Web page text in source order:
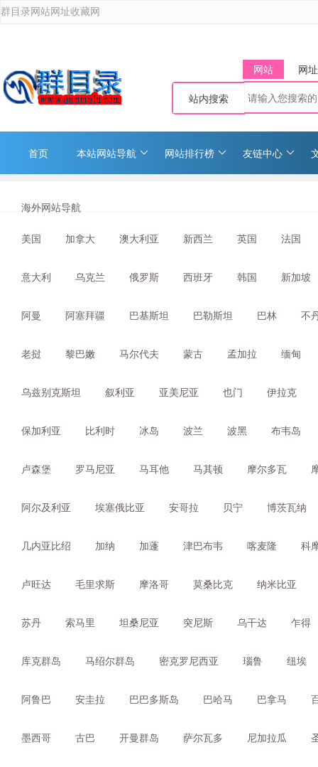
群目录网站网址收藏网
网站 网址
站内搜索
首页 本站网站导航 网站排行榜 友链中心
海外网站导航
美国 加拿大 澳大利亚 新西兰 英国 法国
意大利 乌克兰 俄罗斯 西班牙 韩国 新加坡
阿曼 阿塞拜疆 巴基斯坦 巴勒斯坦 巴林 不
老挝 黎巴嫩 马尔代夫 蒙古 孟加拉 缅甸
乌兹别克斯坦 叙利亚 亚美尼亚 也门 伊拉克
保加利亚 比利时 冰岛 波兰 波黑 布韦岛
卢森堡 罗马尼亚 马耳他 马其顿 摩尔多瓦
阿尔及利亚 埃塞俄比亚 安哥拉 贝宁 博茨瓦纳
几内亚比绍 加纳 加蓬 津巴布韦 喀麦隆 科
卢旺达 毛里求斯 摩洛哥 莫桑比克 纳米比亚
苏丹 索马里 坦桑尼亚 突尼斯 乌干达 乍得
库克群岛 马绍尔群岛 密克罗尼西亚 瑙鲁 纽埃
阿鲁巴 安圭拉 巴巴多斯岛 巴哈马 巴拿马
墨西哥 古巴 开曼群岛 萨尔瓦多 尼加拉瓜